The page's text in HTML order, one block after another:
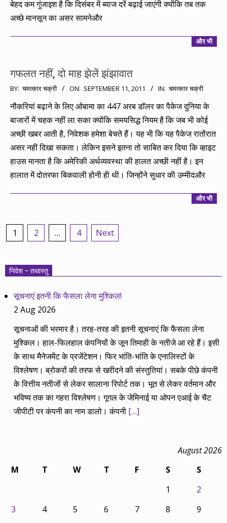
बेहद कम गुंजाइश है कि दिसंबर में ब्याज दरें बढ़ाई जाएंगी क्योंकि तब तक
अच्छे मानसून का असर सामनेऔर
और भी
गफलत नहीं, दो माह झेलें झंझावात
2011-
09-
BY: चमत्कार चक्री ON: SEPTEMBER 11, 2011 IN: चमत्कार चक्री
नौकरियां बढ़ाने के लिए ओबामा का 447 अरब डॉलर का पैकेज दुनिया के
बाजारों में चहक नहीं ला सका क्योंकि समयसिद्ध नियम है कि जब भी कोई
अच्छी खबर आती है, निवेशक हमेशा बेचते हैं। यह भी कि यह पैकेज रातोंरात
असर नहीं दिखा सकता। लेकिन इसने इतना तो साबित कर दिया कि व्हाइट
हाउस मानता है कि अमेरिकी अर्थव्यवस्था की हालत अच्छी नहीं है। इन
हालात में दोतरफा बिकवाली होनी ही थी। जिन्होंने सुधार की उम्मीदऔर
और भी
Posts
1 2 … 4 Next
निवेश – तथास्तु
सूचनाएं इतनी कि फैसला लेना मुश्किल!
2 Aug 2026
सूचनाओं की भरमार है। तरह-तरह की इतनी सूचनाएं कि फैसला लेना
मुश्किल। हाल-फिलहाल कंपनियों के जून तिमाही के नतीजे आ रहे हैं। इसी
के साथ मैनेजमेंट के प्रजेंटेशन। फिर भांति-भांति के एनालिस्टों के
विश्लेषण। ब्रोकरों की तरफ से खरीदने की संस्तुतियां। सबके पीछे कंपनी
के वित्तीय नतीजों से लेकर सालाना रिपोर्ट तक। भूत से लेकर वर्तमान और
भविष्य तक का गहरा विश्लेषण। गूगल के जेमिनाई या ओपन एआई के चैट
जीपीटी पर कंपनी का नाम डालो। कंपनी […]
August 2026
M
T W T F S
S
1
2
3
4 5 6 7 8
9